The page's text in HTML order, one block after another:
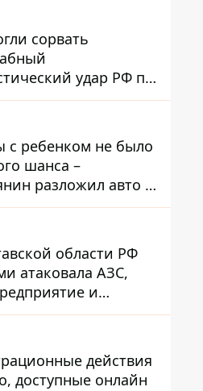
сорвать
удар РФ по
с ребенком не было
шанса –
разложил авто о
на Житомирском
области РФ
атаковала АЗС,
и
дом
действия
доступные онлайн